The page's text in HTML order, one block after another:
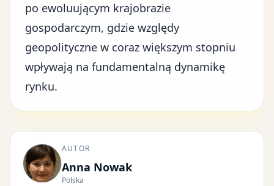
po ewoluującym krajobrazie
gospodarczym, gdzie względy
geopolityczne w coraz większym stopniu
wpływają na fundamentalną dynamikę
rynku.
AUTOR
Anna Nowak
Polska